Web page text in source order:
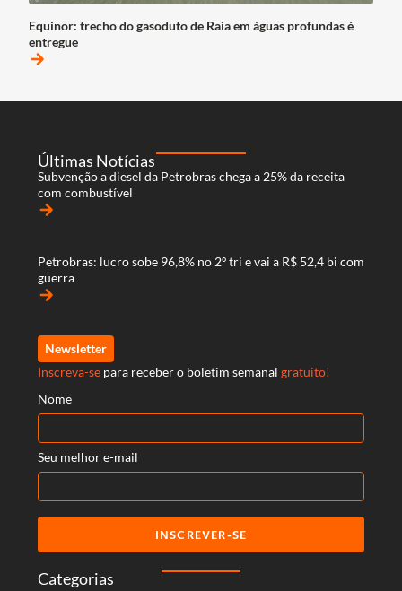
Equinor: trecho do gasoduto de Raia em águas profundas é
entregue
arrow_forward
Categorias
Últimas Notícias
Subvenção a diesel da Petrobras chega a 25% da receita
com combustível
arrow_forward
Petrobras: lucro sobe 96,8% no 2º tri e vai a R$ 52,4 bi com
guerra
arrow_forward
Newsletter
Inscreva-se para receber o boletim semanal gratuito!
Nome
Seu melhor e-mail
INSCREVER-SE